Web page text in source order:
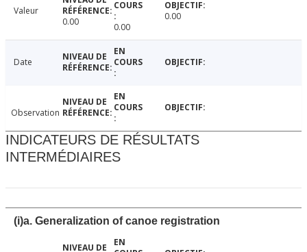
Valeur
0.00
0.00
0.00
Date
Observation
INDICATEURS DE RÉSULTATS
INTERMÉDIAIRES
(i)a. Generalization of canoe registration